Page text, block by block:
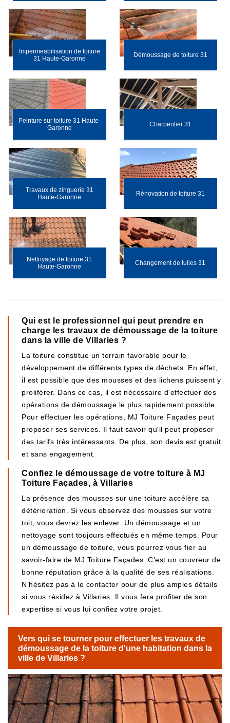
Impermeabilisation de toiture
31 Haute-Garonne
Démoussage de toiture 31
Peinture sur toiture 31 Haute-
Garonne
Charpentier 31
Travaux de zinguerie 31
Haute-Garonne
Rénovation de toiture 31
Nettoyage de toiture 31
Haute-Garonne
Changement de tuiles 31
Qui est le professionnel qui peut prendre en
charge les travaux de démoussage de la toiture
dans la ville de Villaries ?
La toiture constitue un terrain favorable pour le
développement de différents types de déchets. En effet,
il est possible que des mousses et des lichens puissent y
proliférer. Dans ce cas, il est nécessaire d'effectuer des
opérations de démoussage le plus rapidement possible.
Pour effectuer les opérations, MJ Toiture Façades peut
proposer ses services. Il faut savoir qu'il peut proposer
des tarifs très intéressants. De plus, son devis est gratuit
et sans engagement.
Confiez le démoussage de votre toiture à MJ
Toiture Façades, à Villaries
La présence des mousses sur une toiture accélère sa
détérioration. Si vous observez des mousses sur votre
toit, vous devrez les enlever. Un démoussage et un
nettoyage sont toujours effectués en même temps. Pour
un démoussage de toiture, vous pourrez vous fier au
savoir-faire de MJ Toiture Façades. C’est un couvreur de
bonne réputation grâce à la qualité de ses réalisations.
N’hésitez pas à le contacter pour de plus amples détails
si vous résidez à Villaries. Il vous fera profiter de son
expertise si vous lui confiez votre projet.
Vers qui se tourner pour effectuer les travaux de
démoussage de la toiture d'une habitation dans la
ville de Villaries ?